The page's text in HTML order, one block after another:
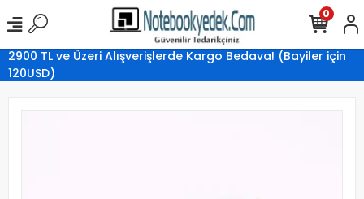
2900 TL ve Üzeri Alışverişlerde Kargo Bedava! (Bayiler için
120USD)
0